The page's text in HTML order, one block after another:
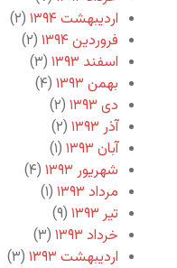
اردیبهشت ۱۳۹۴
(۲)
فروردین ۱۳۹۴
(۲)
اسفند ۱۳۹۳
(۳)
بهمن ۱۳۹۳
(۴)
دی ۱۳۹۳
(۲)
آذر ۱۳۹۳
(۲)
آبان ۱۳۹۳
(۱)
شهریور ۱۳۹۳
(۴)
مرداد ۱۳۹۳
(۱)
تیر ۱۳۹۳
(۹)
خرداد ۱۳۹۳
(۳)
اردیبهشت ۱۳۹۳
(۳)